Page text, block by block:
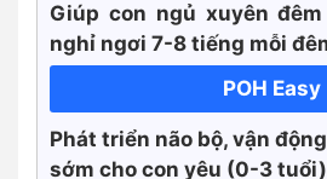
Giúp con ngủ xuyên đêm
nghỉ ngơi 7-8 tiếng mỗi
POH Easy
Phát triển não bộ, vận
sớm cho con yêu (0-3